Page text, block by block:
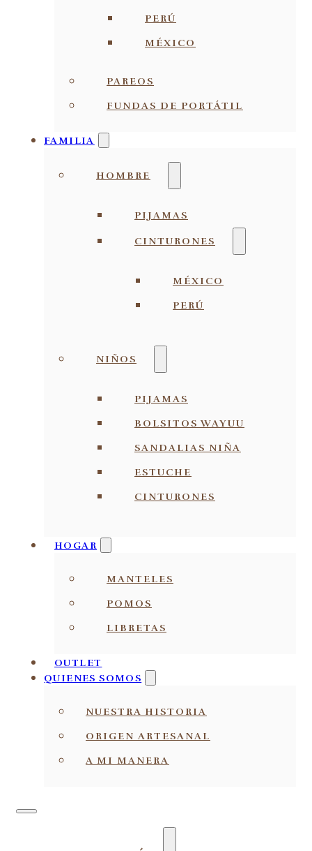
PERÚ
MÉXICO
PAREOS
FUNDAS DE PORTÁTIL
FAMILIA
HOMBRE
PIJAMAS
CINTURONES
MÉXICO
PERÚ
NIÑOS
PIJAMAS
BOLSITOS WAYUU
SANDALIAS NIÑA
ESTUCHE
CINTURONES
HOGAR
MANTELES
POMOS
LIBRETAS
OUTLET
QUIENES SOMOS
NUESTRA HISTORIA
ORIGEN ARTESANAL
A MI MANERA